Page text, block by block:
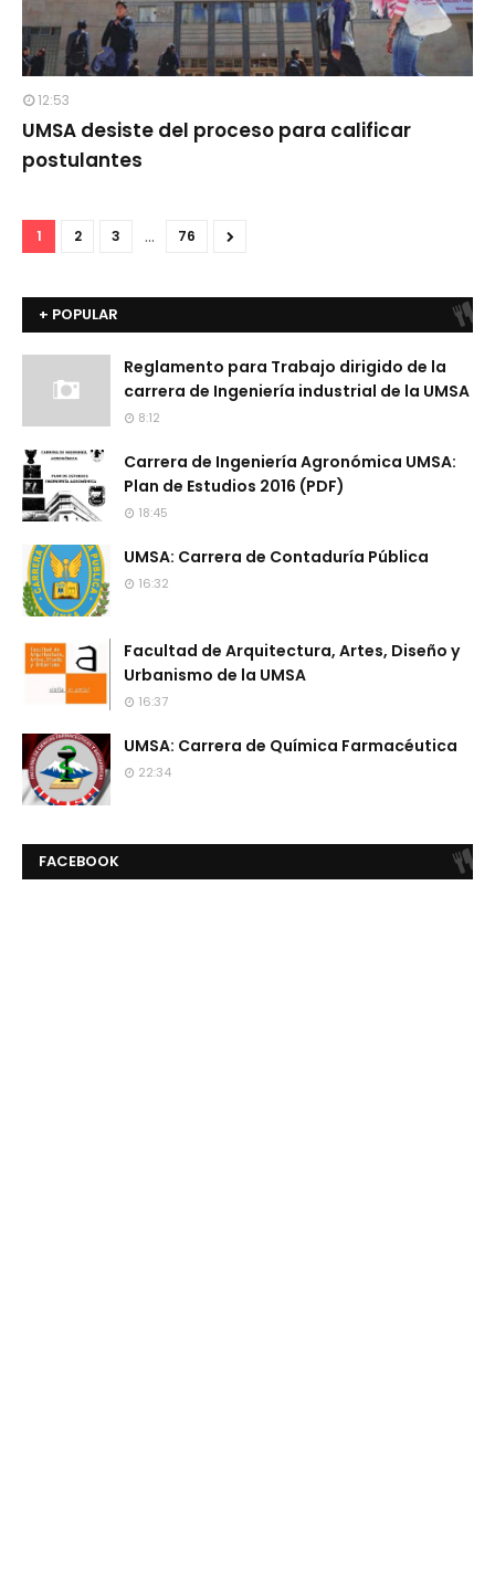
12:53
UMSA desiste del proceso para calificar
postulantes
1 2 3 ... 76
+ POPULAR
Reglamento para Trabajo dirigido de la
carrera de Ingeniería industrial de la UMSA
8:12
Carrera de Ingeniería Agronómica UMSA:
Plan de Estudios 2016 (PDF)
18:45
UMSA: Carrera de Contaduría Pública
16:32
Facultad de Arquitectura, Artes, Diseño y
Urbanismo de la UMSA
16:37
UMSA: Carrera de Química Farmacéutica
22:34
FACEBOOK